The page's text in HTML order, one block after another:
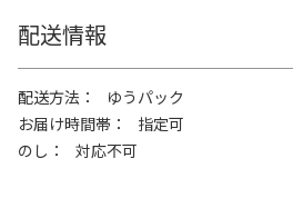
配送情報
配送方法
ゆうパック
お届け時間帯
指定可
のし
対応不可